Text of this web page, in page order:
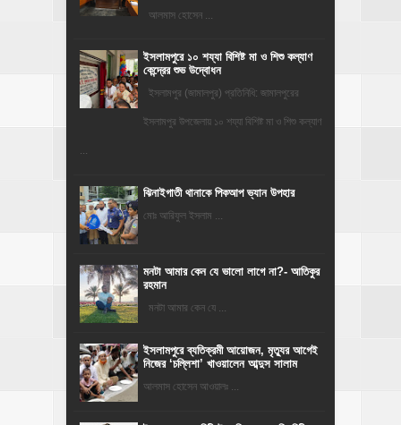
‎​আলমাস হোসেন ...
ইসলামপুরে ১০ শয্যা বিশিষ্ট মা ও শিশু কল্যাণ
কেন্দ্রের শুভ উদ্বোধন
ইসলামপুর (জামালপুর) প্রতিনিধি: জামালপুরের
ইসলামপুর উপজেলায় ১০ শয্যা বিশিষ্ট মা ও শিশু কল্যাণ
...
ঝিনাইগাতী থানাকে পিকআপ ভ্যান উপহার
মোঃ আরিফুল ইসলাম ...
মনটা আমার কেন যে ভালো লাগে না?- আতিকুর
রহমান
মনটা আমার কেন যে ...
‎ইসলামপুরে ব্যতিক্রমী আয়োজন, মৃত্যুর আগেই
নিজের ‘চল্লিশা’ খাওয়ালেন আব্দুস সালাম
আলমাস হোসেন আওয়ালঃ ...